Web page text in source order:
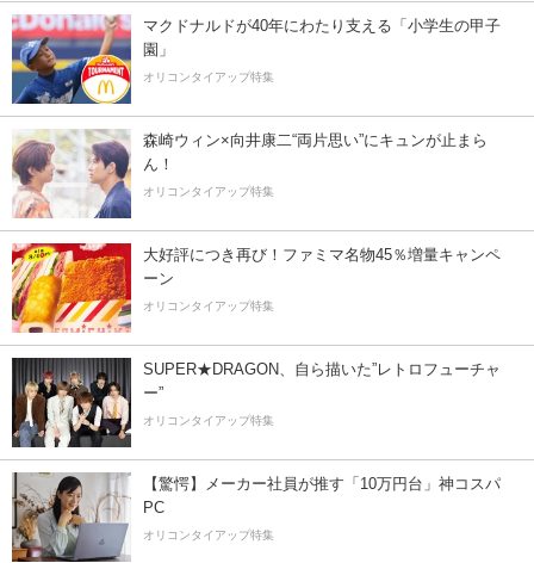
マクドナルドが40年にわたり支える「小学生の甲子
園」
オリコンタイアップ特集
森崎ウィン×向井康二“両片思い”にキュンが止まら
ん！
オリコンタイアップ特集
大好評につき再び！ファミマ名物45％増量キャンペ
ーン
オリコンタイアップ特集
SUPER★DRAGON、自ら描いた”レトロフューチャ
ー”
オリコンタイアップ特集
【驚愕】メーカー社員が推す「10万円台」神コスパ
PC
オリコンタイアップ特集